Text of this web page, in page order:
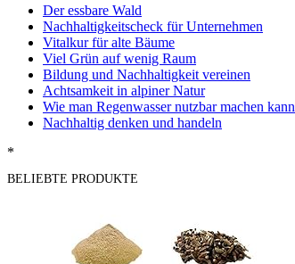
Der essbare Wald
Nachhaltigkeitscheck für Unternehmen
Vitalkur für alte Bäume
Viel Grün auf wenig Raum
Bildung und Nachhaltigkeit vereinen
Achtsamkeit in alpiner Natur
Wie man Regenwasser nutzbar machen kann
Nachhaltig denken und handeln
*
BELIEBTE PRODUKTE